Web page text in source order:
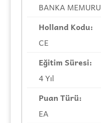
BANKA MEMURU
CE
4 Yıl
EA